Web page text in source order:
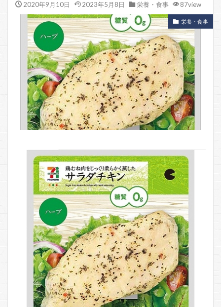
2020年9月10日 2023年5月8日 栄養・食事 87view
栄養・食事